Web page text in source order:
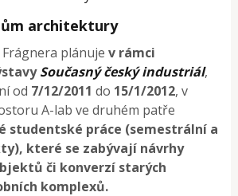
architektury
Frágnera plánujev rámci
Současný český industriál,
od 7/12/2011 do 15/1/2012, v
A-lab ve druhém patře
studentské práce (semestrální a
které se zabývají návrhy
či konverzí starých
komplexů.